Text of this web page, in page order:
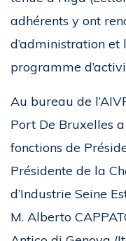
adhérents y ont
d’administration
programme
Au bureau de
Port De Bruxelles
fonctions de
Présidente de la
d’Industrie Seine
M. Alberto